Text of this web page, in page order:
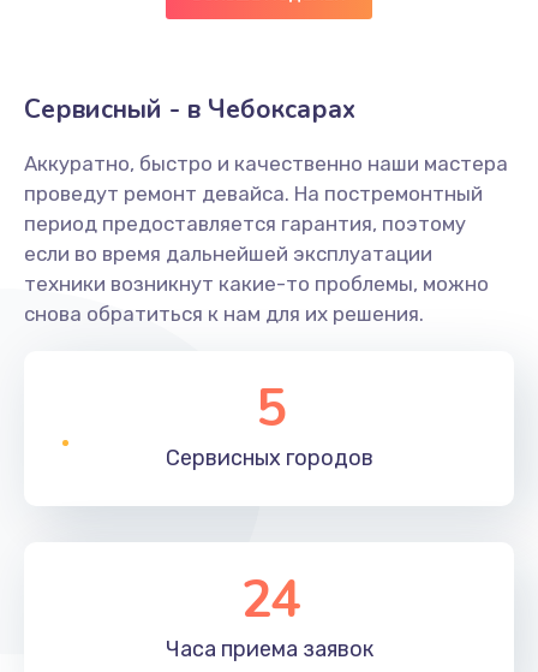
Сервисный - в Чебоксарах
Аккуратно, быстро и качественно наши мастера
проведут ремонт девайса. На постремонтный
период предоставляется гарантия, поэтому
если во время дальнейшей эксплуатации
техники возникнут какие-то проблемы, можно
снова обратиться к нам для их решения.
5
Сервисных городов
24
Часа приема заявок